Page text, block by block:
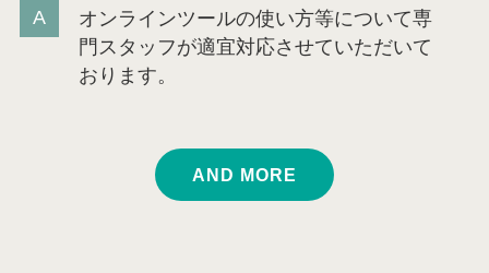
オンラインツールの使い方等について専
門スタッフが適宜対応させていただいて
おります。
AND MORE